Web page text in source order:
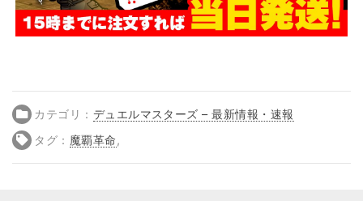
カテゴリ： デュエルマスターズ – 最新情報・速報
タグ： 魔覇革命 ,